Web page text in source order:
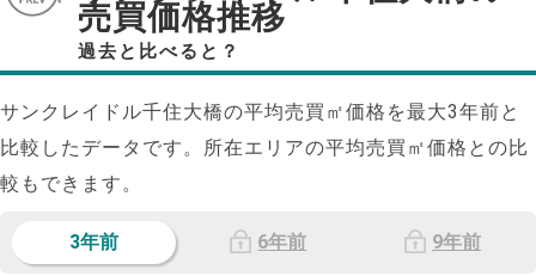
売買価格推移
過去と比べると？
サンクレイドル千住大橋の平均売買㎡価格を最大3年前と
比較したデータです。所在エリアの平均売買㎡価格との比
較もできます。
3年前 6年前 9年前